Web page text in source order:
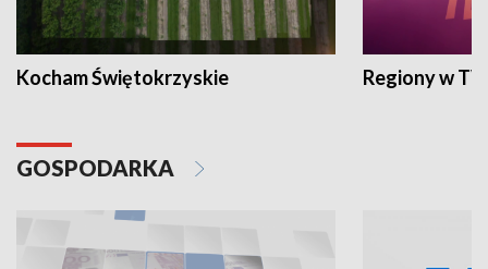
Kocham Świętokrzyskie Regiony w
GOSPODARKA